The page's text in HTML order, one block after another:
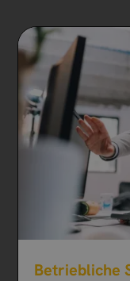
Betriebliche